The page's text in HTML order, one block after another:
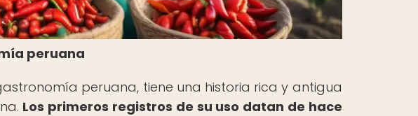
peruana
peruana, tiene una historia rica y antigua
Los primeros registros de su uso datan de hace